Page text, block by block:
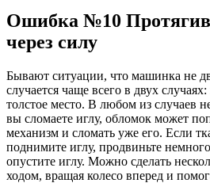
Ошибка №10
через силу
Бывают ситуации, что машинка не
случается чаще всего в двух
толстое место. В любом из случаев
вы сломаете иглу, обломок может
механизм и сломать уже его. Если
поднимите иглу, продвиньте
опустите иглу. Можно сделать
ходом, вращая колесо вперед и